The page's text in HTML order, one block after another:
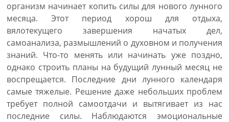
организм начинает копить силы для нового лунного
месяца. Этот период хорош для отдыха,
вялотекущего завершения начатых дел,
самоанализа, размышлений о духовном и получения
знаний. Что-то менять или начинать уже поздно,
однако строить планы на будущий лунный месяц не
воспрещается. Последние дни лунного календаря
самые тяжелые. Решение даже небольших проблем
требует полной самоотдачи и вытягивает из нас
последние силы. Наблюдаются эмоциональные